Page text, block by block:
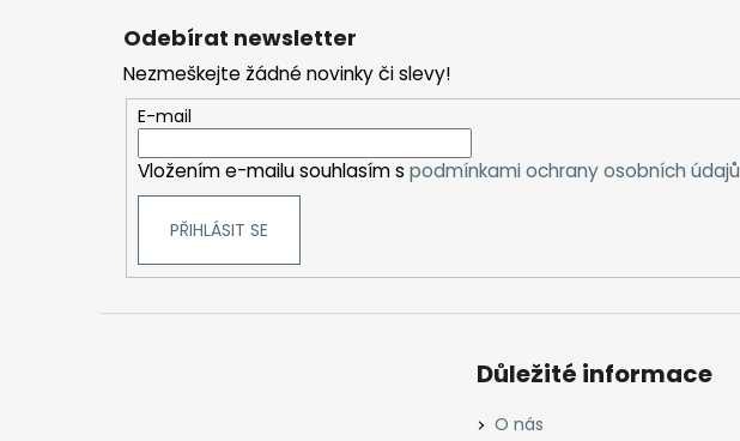
Odebírat newsletter
Nezmeškejte žádné novinky či slevy!
E-mail
Vložením e-mailu souhlasím s podmínkami ochrany osobních údajů
PŘIHLÁSIT SE
Důležité informace
O nás